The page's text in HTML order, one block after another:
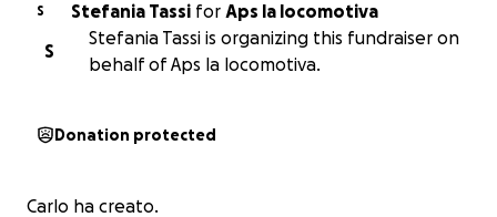
S Stefania Tassi for
Aps la locomotiva
S
Stefania Tassi is organizing this fundraiser on
behalf of Aps la locomotiva.
Donation protected
Carlo ha creato.